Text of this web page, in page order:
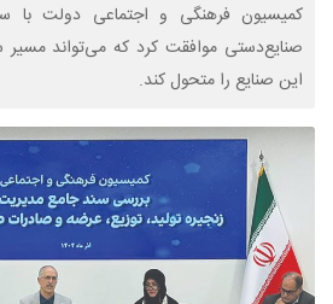
کمیسیون فرهنگی و اجتماعی دولت با
صنایع‌دستی موافقت کرد که می‌تواند مسیر
این صنایع را متحول کند.